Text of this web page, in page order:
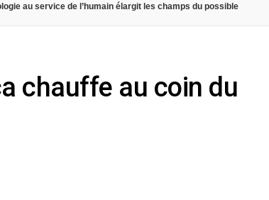
au service de l’humain élargit les champs du possible
chauffe au coin du